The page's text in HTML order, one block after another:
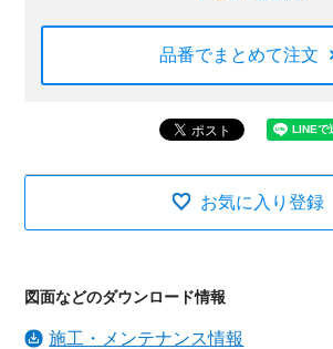
品番でまとめて注文
お気に入り登録
図面などのダウンロード情報
施工・メンテナンス情報